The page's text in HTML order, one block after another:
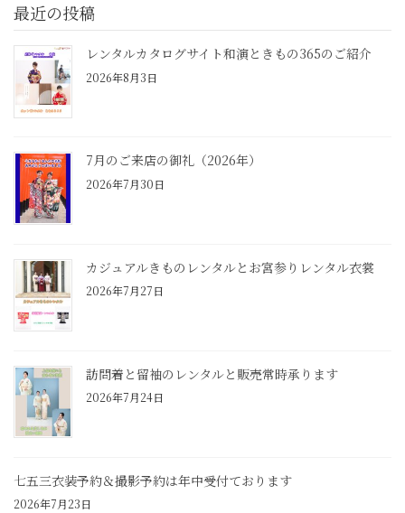
最近の投稿
レンタルカタログサイト和演ときもの365のご紹介
2026年8月3日
7月のご来店の御礼（2026年）
2026年7月30日
カジュアルきものレンタルとお宮参りレンタル衣裳
2026年7月27日
訪問着と留袖のレンタルと販売常時承ります
2026年7月24日
七五三衣装予約＆撮影予約は年中受付ております
2026年7月23日